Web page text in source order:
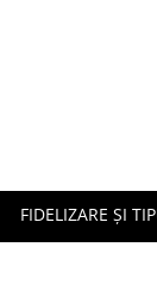
FIDELIZARE ȘI